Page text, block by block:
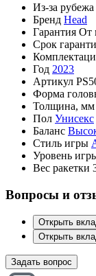
Из-за рубежа
Бренд Head
Гарантия От
Срок
Год 2023
Артикул
Форма
Толщина, мм
Пол Унисекс
Баланс
Стиль игры
Уровень
Вес ракетки
Вопросы и
Открыть
Открыть
Задать вопрос